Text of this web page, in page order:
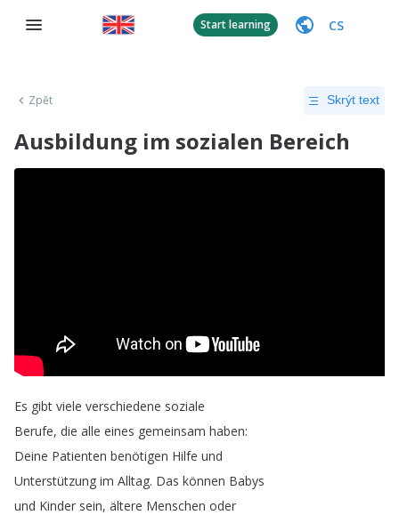
Start learning CS
Zpět Skrýt text
Ausbildung im sozialen Bereich
Es gibt viele verschiedene soziale
Berufe, die alle eines gemeinsam haben:
Deine Patienten benötigen Hilfe und
Unterstützung im Alltag. Das können Babys
und Kinder sein, ältere Menschen oder